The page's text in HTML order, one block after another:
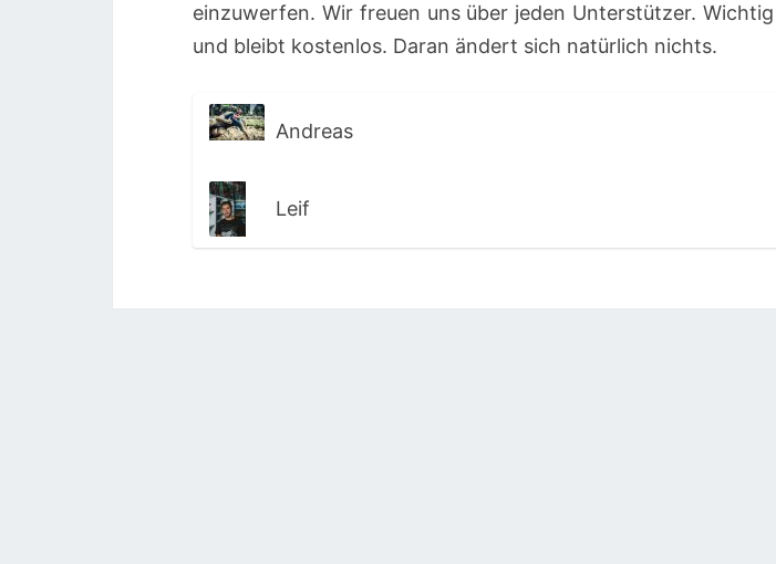
einzuwerfen. Wir freuen uns über jeden Unterstützer. Wichtig
und bleibt kostenlos. Daran ändert sich natürlich nichts.
Andreas
Leif